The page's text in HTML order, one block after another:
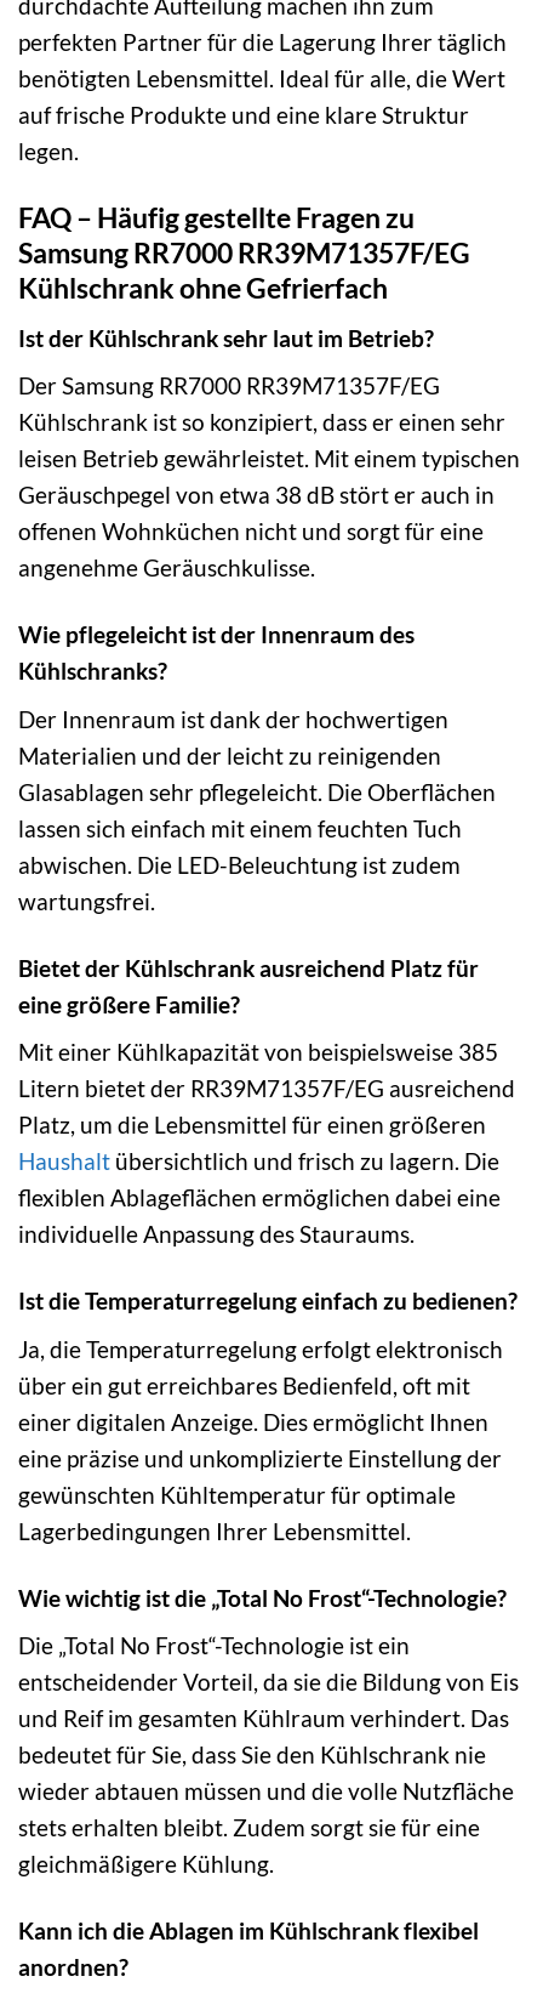
durchdachte Aufteilung machen ihn zum
perfekten Partner für die Lagerung Ihrer täglich
benötigten Lebensmittel. Ideal für alle, die Wert
auf frische Produkte und eine klare Struktur
legen.
FAQ – Häufig gestellte Fragen zu
Samsung RR7000 RR39M71357F/EG
Kühlschrank ohne Gefrierfach
Ist der Kühlschrank sehr laut im Betrieb?
Der Samsung RR7000 RR39M71357F/EG
Kühlschrank ist so konzipiert, dass er einen sehr
leisen Betrieb gewährleistet. Mit einem typischen
Geräuschpegel von etwa 38 dB stört er auch in
offenen Wohnküchen nicht und sorgt für eine
angenehme Geräuschkulisse.
Wie pflegeleicht ist der Innenraum des
Kühlschranks?
Der Innenraum ist dank der hochwertigen
Materialien und der leicht zu reinigenden
Glasablagen sehr pflegeleicht. Die Oberflächen
lassen sich einfach mit einem feuchten Tuch
abwischen. Die LED-Beleuchtung ist zudem
wartungsfrei.
Bietet der Kühlschrank ausreichend Platz für
eine größere Familie?
Mit einer Kühlkapazität von beispielsweise 385
Litern bietet der RR39M71357F/EG ausreichend
Platz, um die Lebensmittel für einen größeren
Haushalt übersichtlich und frisch zu lagern. Die
flexiblen Ablageflächen ermöglichen dabei eine
individuelle Anpassung des Stauraums.
Ist die Temperaturregelung einfach zu bedienen?
Ja, die Temperaturregelung erfolgt elektronisch
über ein gut erreichbares Bedienfeld, oft mit
einer digitalen Anzeige. Dies ermöglicht Ihnen
eine präzise und unkomplizierte Einstellung der
gewünschten Kühltemperatur für optimale
Lagerbedingungen Ihrer Lebensmittel.
Wie wichtig ist die „Total No Frost“-Technologie?
Die „Total No Frost“-Technologie ist ein
entscheidender Vorteil, da sie die Bildung von Eis
und Reif im gesamten Kühlraum verhindert. Das
bedeutet für Sie, dass Sie den Kühlschrank nie
wieder abtauen müssen und die volle Nutzfläche
stets erhalten bleibt. Zudem sorgt sie für eine
gleichmäßigere Kühlung.
Kann ich die Ablagen im Kühlschrank flexibel
anordnen?